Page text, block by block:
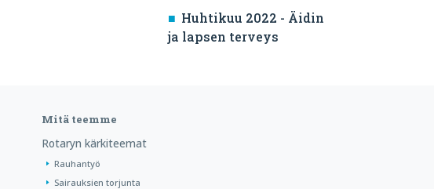
Huhtikuu 2022 - Äidin
ja lapsen terveys
Mitä teemme
Rotaryn kärkiteemat
Rauhantyö
Sairauksien torjunta